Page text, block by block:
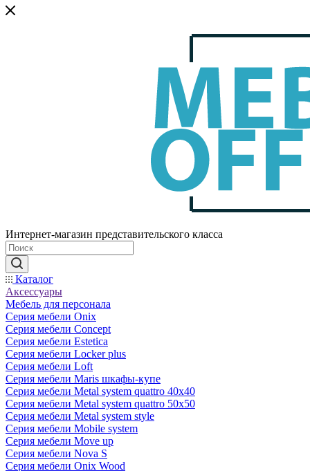
Интернет-магазин представительского класса
Каталог
Аксессуары
Мебель для персонала
Серия мебели Onix
Серия мебели Concept
Серия мебели Estetica
Серия мебели Locker plus
Серия мебели Loft
Серия мебели Maris шкафы-купе
Серия мебели Metal system quattro 40x40
Серия мебели Metal system quattro 50x50
Серия мебели Metal system style
Серия мебели Mobile system
Серия мебели Move up
Серия мебели Nova S
Серия мебели Onix Wood